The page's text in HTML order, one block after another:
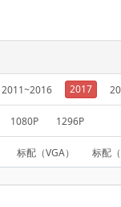
2011~2016 2017
1080P 1296P
标配（VGA） 标配